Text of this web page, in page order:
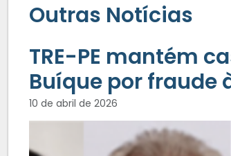
Outras Notícias
TRE-PE mantém
Buíque por fraude
10 de abril de 2026